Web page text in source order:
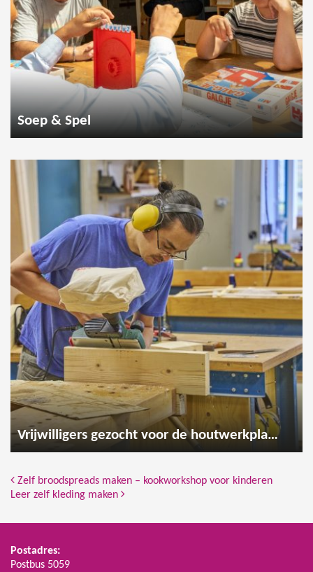
Soep & Spel
Vrijwilligers gezocht voor de houtwerkplaats
Bericht Navigatie
Zelf broodspreads maken – kookworkshop voor kinderen
Leer zelf kleding maken
Postadres:
Postbus 5059